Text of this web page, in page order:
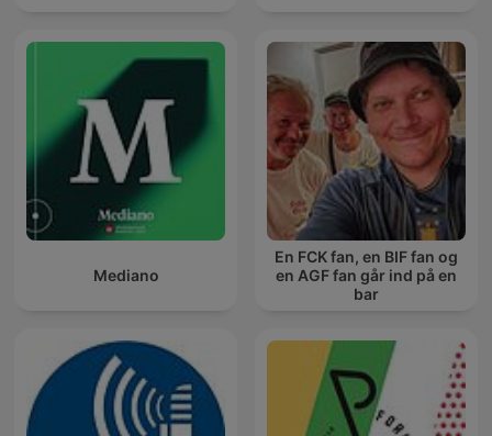
Mediano
En FCK fan, en BIF fan og
en AGF fan går ind på en
bar